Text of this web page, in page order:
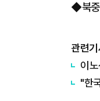
◆북중
관련
이
"한